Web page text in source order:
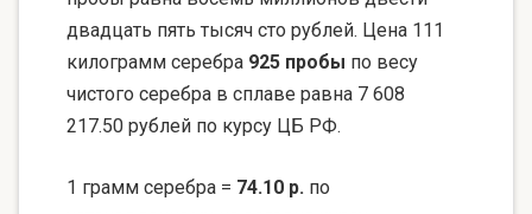
двадцать пять тысяч сто рублей. Цена 111
килограмм серебра 925 пробы по весу
чистого серебра в сплаве равна 7 608
217.50 рублей по курсу ЦБ РФ.
1 грамм серебра = 74.10 р. по